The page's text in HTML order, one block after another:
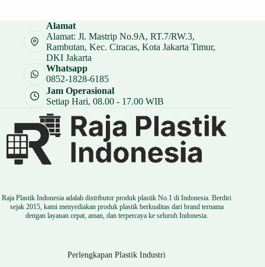
Alamat
Alamat: Jl. Mastrip No.9A, RT.7/RW.3,
Rambutan, Kec. Ciracas, Kota Jakarta Timur,
DKI Jakarta
Whatsapp
0852-1828-6185
Jam Operasional
Setiap Hari, 08.00 - 17.00 WIB
Raja Plastik Indonesia adalah distributor produk plastik No.1 di Indonesia. Berdiri
sejak 2015, kami menyediakan produk plastik berkualitas dari brand ternama
dengan layanan cepat, aman, dan terpercaya ke seluruh Indonesia.
Perlengkapan Plastik Industri